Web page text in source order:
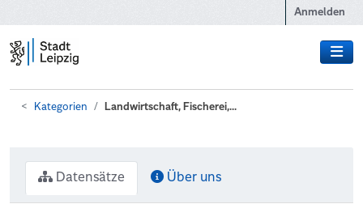
Anmelden
Kategorien Landwirtschaft, Fischerei,...
Datensätze Über uns